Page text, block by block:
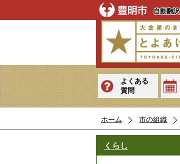
自動翻訳
よくある
質問
ホーム 市の組織
くらし